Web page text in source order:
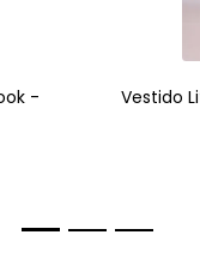
-
Vestido